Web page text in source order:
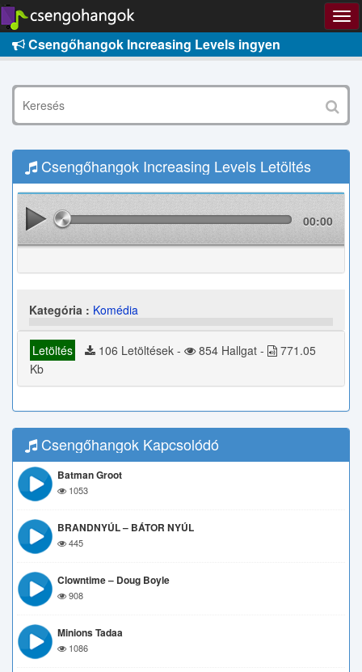
Csengőhangok Increasing Levels ingyen
Csengőhangok Increasing Levels Letöltés
00:00
Kategória : Komédia
Letöltés 106 Letöltések - 854 Hallgat -
771.05
Kb
Csengőhangok Kapcsolódó
Batman Groot
1053
BRANDNYÚL – BÁTOR NYÚL
445
Clowntime – Doug Boyle
908
Minions Tadaa
1086